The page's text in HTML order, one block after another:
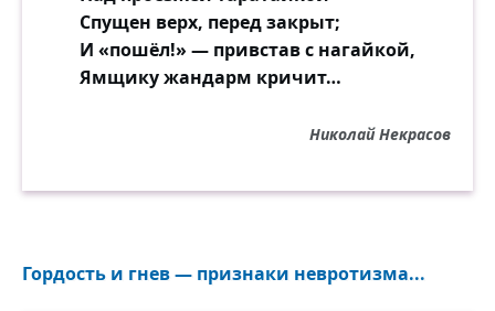
Спущен верх, перед закрыт;
И «пошёл!» — привстав с нагайкой,
Ямщику жандарм кричит…
Николай Некрасов
Гордость и гнев — признаки невротизма...